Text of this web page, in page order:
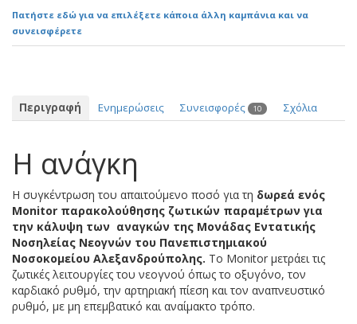
Πατήστε εδώ για να επιλέξετε κάποια άλλη καμπάνια και να
συνεισφέρετε
Περιγραφή Ενημερώσεις Συνεισφορές 10 Σχόλια
Η ανάγκη
Η συγκέντρωση του απαιτούμενο ποσό για τη δωρεά ενός
Monitor παρακολούθησης ζωτικών παραμέτρων για
την κάλυψη των αναγκών της Μονάδας Εντατικής
Νοσηλείας Νεογνών του Πανεπιστημιακού
Νοσοκομείου Αλεξανδρούπολης. Το Monitor μετράει τις
ζωτικές λειτουργίες του νεογνού όπως το οξυγόνο, τον
καρδιακό ρυθμό, την αρτηριακή πίεση και τον αναπνευστικό
ρυθμό, με μη επεμβατικό και αναίμακτο τρόπο.